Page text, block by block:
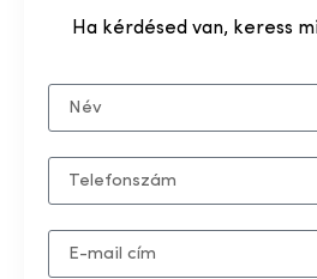
Ha kérdésed van, keress